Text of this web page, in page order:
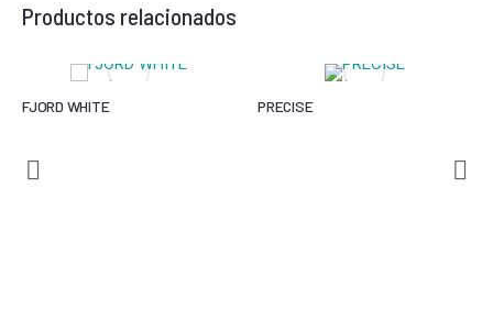
Productos relacionados
FJORD WHITE PRECISE